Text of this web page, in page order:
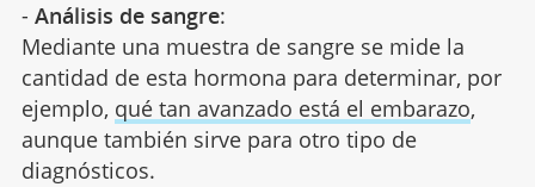
- Análisis de sangre:
Mediante una muestra de sangre se mide la
cantidad de esta hormona para determinar, por
ejemplo, qué tan avanzado está el embarazo,
aunque también sirve para otro tipo de
diagnósticos.